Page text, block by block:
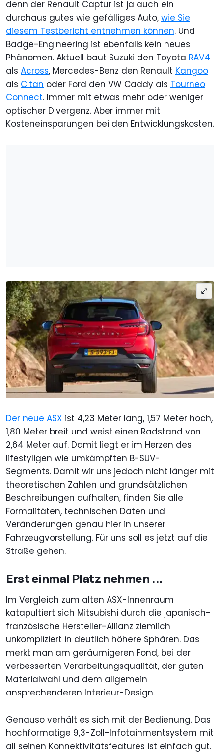
denn der Renault Captur ist ja auch ein
durchaus gutes wie gefälliges Auto, wie Sie
diesem Testbericht entnehmen können. Und
Badge-Engineering ist ebenfalls kein neues
Phänomen. Aktuell baut Suzuki den Toyota RAV4
als Across, Mercedes-Benz den Renault Kangoo
als Citan oder Ford den VW Caddy als Tourneo
Connect. Immer mit etwas mehr oder weniger
optischer Divergenz. Aber immer mit
Kosteneinsparungen bei den Entwicklungskosten.
Der neue ASX ist 4,23 Meter lang, 1,57 Meter hoch,
1,80 Meter breit und weist einen Radstand von
2,64 Meter auf. Damit liegt er im Herzen des
lifestyligen wie umkämpften B-SUV-
Segments. Damit wir uns jedoch nicht länger mit
theoretischen Zahlen und grundsätzlichen
Beschreibungen aufhalten, finden Sie alle
Formalitäten, technischen Daten und
Veränderungen genau hier in unserer
Fahrzeugvorstellung. Für uns soll es jetzt auf die
Straße gehen.
Erst einmal Platz nehmen ...
Im Vergleich zum alten ASX-Innenraum
katapultiert sich Mitsubishi durch die japanisch-
französische Hersteller-Allianz ziemlich
unkompliziert in deutlich höhere Sphären. Das
merkt man am geräumigeren Fond, bei der
verbesserten Verarbeitungsqualität, der guten
Materialwahl und dem allgemein
ansprechenderen Interieur-Design.
Genauso verhält es sich mit der Bedienung. Das
hochformatige 9,3-Zoll-Infotainmentsystem mit
all seinen Konnektivitätsfeatures ist einfach gut.